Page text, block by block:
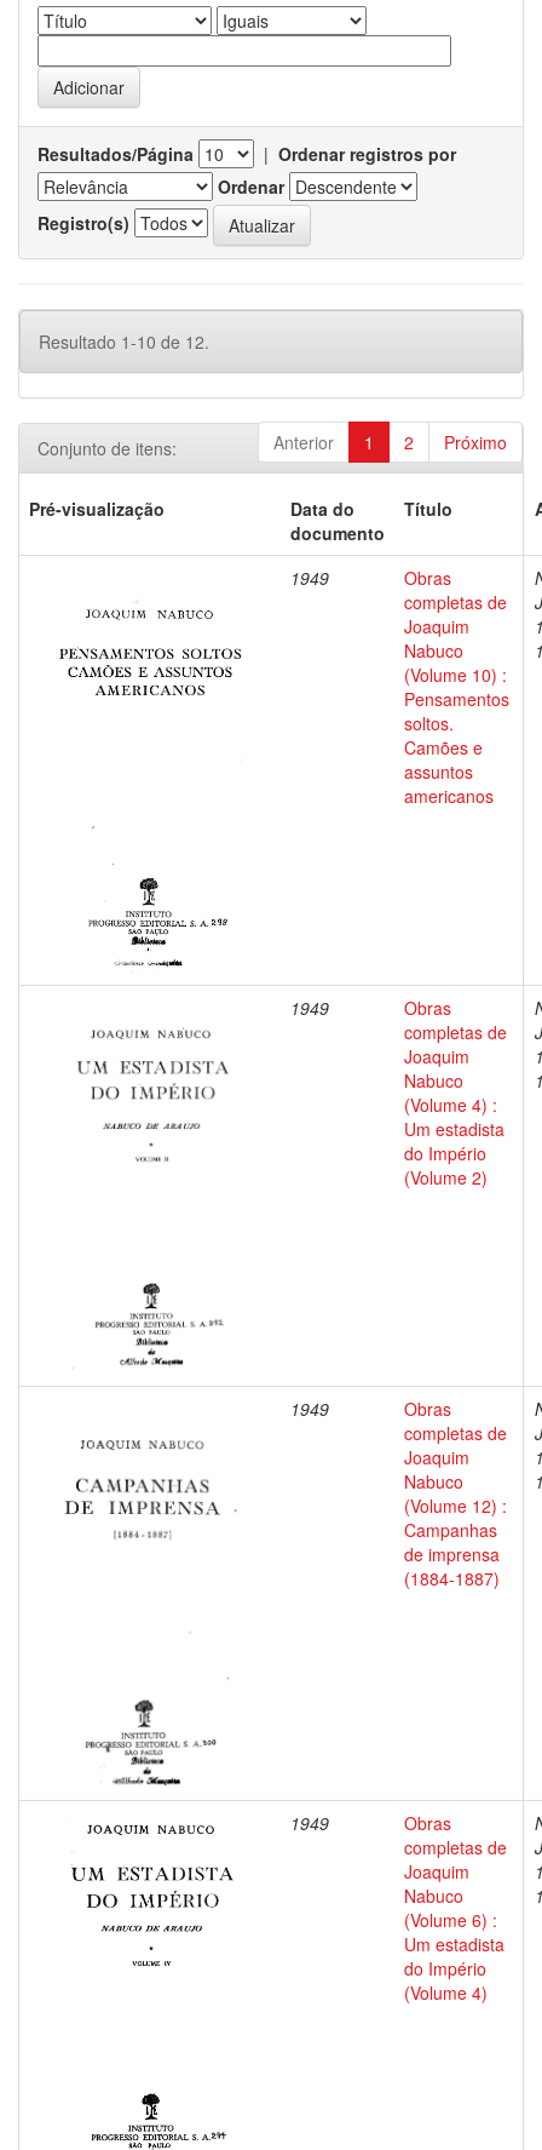
Resultados/Página | Ordenar registros por
Ordenar
Registro(s)
Resultado 1-10 de 12.
Anterior 1 2 Próximo
Conjunto de itens:
Pré-visualização
Data do
documento
Título
1949
Obras
completas de
Joaquim
Nabuco
(Volume 10) :
Pensamentos
soltos.
Camões e
assuntos
americanos
1949
Obras
completas de
Joaquim
Nabuco
(Volume 4) :
Um estadista
do Império
(Volume 2)
1949
Obras
completas de
Joaquim
Nabuco
(Volume 12) :
Campanhas
de imprensa
(1884-1887)
1949
Obras
completas de
Joaquim
Nabuco
(Volume 6) :
Um estadista
do Império
(Volume 4)